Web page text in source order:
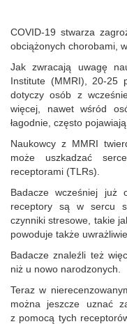
COVID-19 stwarza
obciążonych chorobami,
Jak zwracają uwagę
Institute (MMRI), 20-25
dotyczy osób z
więcej, nawet wśród
łagodnie, często
Naukowcy z MMRI
może uszkadzać
receptorami (TLRs).
Badacze wcześniej już
receptory są w sercu
czynniki stresowe, takie
powoduje także
Badacze znaleźli też
niż u nowo narodzonych.
Teraz w
można jeszcze uznać
z pomocą tych